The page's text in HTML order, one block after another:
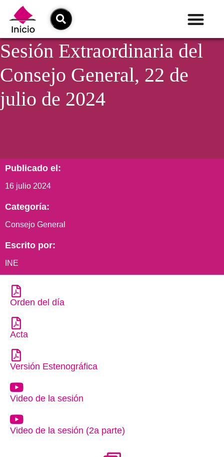
Sesión Extraordinaria del
Consejo General, 22 de
julio de 2024
Publicado el:
16 julio 2024
Categoría:
Consejo General
Escrito por:
INE
Orden del día
Acta
Versión Estenográfica
Video de la sesión
Video de la sesión (2a parte)